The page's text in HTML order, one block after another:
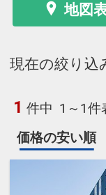
地図
現在の絞り込
1 件中 1～1件
価格の安い順